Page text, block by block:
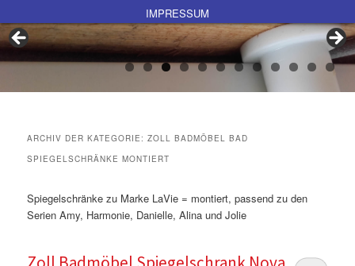
IMPRESSUM
ARCHIV DER KATEGORIE:ZOLL BADMÖBEL BAD
SPIEGELSCHRÄNKE MONTIERT
Spiegelschränke zu Marke LaVie = montiert, passend zu den
Serien Amy, Harmonie, Danielle, Alina und Jolie